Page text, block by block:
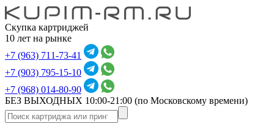
Скупка картриджей
10 лет на рынке
+7 (963) 711-73-41
+7 (903) 795-15-10
+7 (968) 014-80-90
БЕЗ ВЫХОДНЫХ 10:00-21:00 (по Московскому времени)